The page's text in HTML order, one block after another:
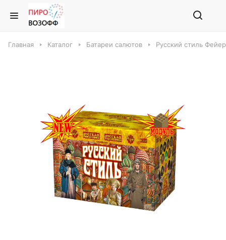
Главная Каталог Батареи салютов Русский стиль